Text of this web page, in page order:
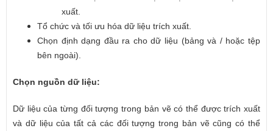
xuất.
Tổ chức và tối ưu hóa dữ liệu trích xuất.
Chọn định dạng đầu ra cho dữ liệu (bảng và / hoặc tệp
bên ngoài).
Chọn nguồn dữ liệu:
Dữ liệu của từng đối tượng trong bản vẽ có thể được trích xuất
và dữ liệu của tất cả các đối tượng trong bản vẽ cũng có thể